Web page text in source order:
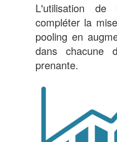
L'utilisation de
compléter la
pooling en
dans chacune
prenante.